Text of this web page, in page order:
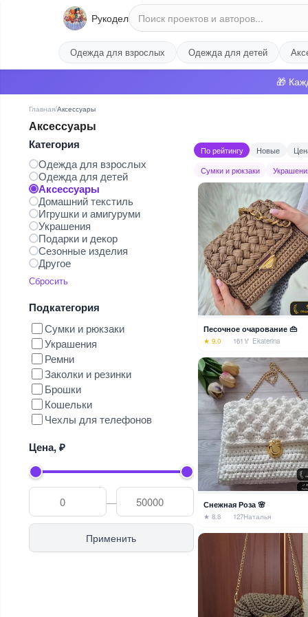
Рукодел
Одежда для взрослых Одежда для детей
🎁
Главная/Аксессуары
Аксессуары
Категория
Одежда для взрослых
Одежда для детей
Аксессуары
Домашний текстиль
Игрушки и амигуруми
Украшения
Подарки и декор
Сезонные изделия
Другое
Сбросить
Подкатегория
Сумки и рюкзаки
Украшения
Ремни
Заколки и резинки
Брошки
Кошельки
Чехлы для телефонов
Цена, ₽
—
Применить
По рейтингу Новые
Сумки и рюкзаки
Песочное очарование 👜
★ 9.0 161 🏅 Ekaterina
Снежная Роза 🌸
★ 8.8 127Наталья